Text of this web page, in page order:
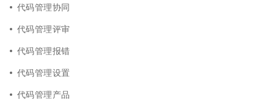
代码管理协同
代码管理评审
代码管理报错
代码管理设置
代码管理产品